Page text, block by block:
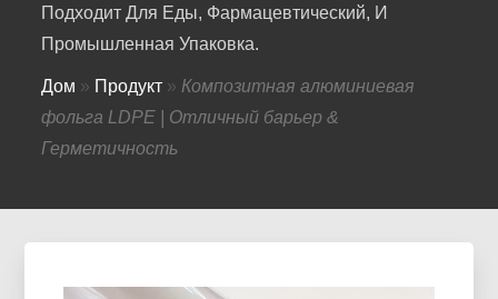
Подходит Для Еды, Фармацевтический, И
Промышленная Упаковка.
Дом » Продукт » Композитная алюминиевая
фольга LDPE | Отличный барьер &
Герметичность